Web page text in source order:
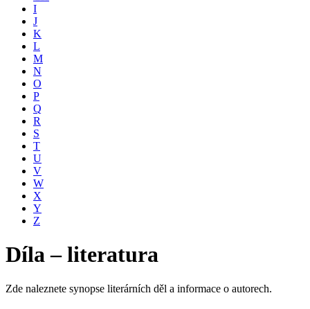
I
J
K
L
M
N
O
P
Q
R
S
T
U
V
W
X
Y
Z
Díla – literatura
Zde naleznete synopse literárních děl a informace o autorech.